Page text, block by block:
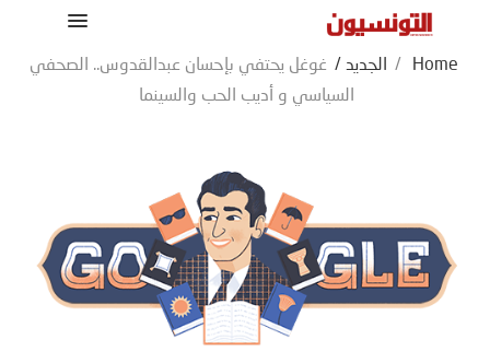
Home
/ الجديد / غوغل يحتفي بإحسان عبدالقدوس.. الصحفي
السياسي و أديب الحب والسينما